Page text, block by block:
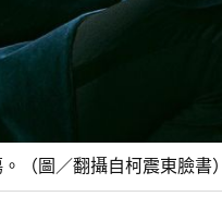
（圖／翻攝自柯震東臉書）